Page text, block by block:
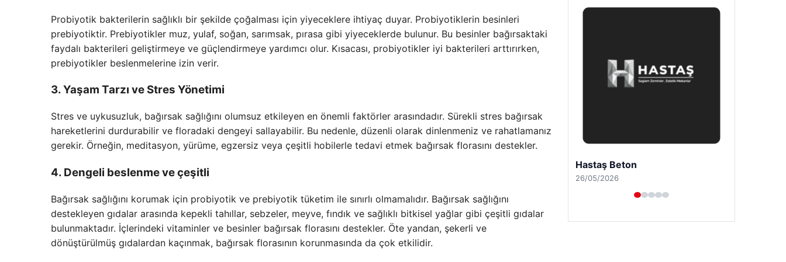
Probiyotik bakterilerin sağlıklı bir şekilde çoğalması için yiyeceklere ihtiyaç duyar. Probiyotiklerin besinleri
prebiyotiktir. Prebiyotikler muz, yulaf, soğan, sarımsak, pırasa gibi yiyeceklerde bulunur. Bu besinler bağırsaktaki
faydalı bakterileri geliştirmeye ve güçlendirmeye yardımcı olur. Kısacası, probiyotikler iyi bakterileri arttırırken,
prebiyotikler beslenmelerine izin verir.
3. Yaşam Tarzı ve Stres Yönetimi
Stres ve uykusuzluk, bağırsak sağlığını olumsuz etkileyen en önemli faktörler arasındadır. Sürekli stres bağırsak
hareketlerini durdurabilir ve floradaki dengeyi sallayabilir. Bu nedenle, düzenli olarak dinlenmeniz ve rahatlamanız
gerekir. Örneğin, meditasyon, yürüme, egzersiz veya çeşitli hobilerle tedavi etmek bağırsak florasını destekler.
4. Dengeli beslenme ve çeşitli
Bağırsak sağlığını korumak için probiyotik ve prebiyotik tüketim ile sınırlı olmamalıdır. Bağırsak sağlığını
destekleyen gıdalar arasında kepekli tahıllar, sebzeler, meyve, fındık ve sağlıklı bitkisel yağlar gibi çeşitli gıdalar
bulunmaktadır. İçlerindeki vitaminler ve besinler bağırsak florasını destekler. Öte yandan, şekerli ve
dönüştürülmüş gıdalardan kaçınmak, bağırsak florasının korunmasında da çok etkilidir.
Enes Kaplan Avukatlık Bürosu
28/04/2026